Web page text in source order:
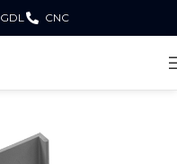
GDL CNC